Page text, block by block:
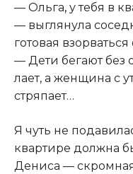
— Ольга, у тебя в
— выглянула
готовая
— Дети бегают без
лает, а женщина с
стряпает…
Я чуть не
квартире должна
Дениса —